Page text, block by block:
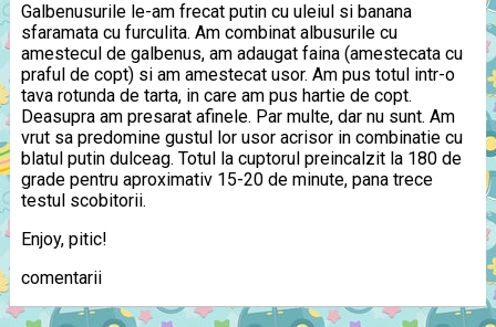
Galbenusurile le-am frecat putin cu uleiul si banana
sfaramata cu furculita. Am combinat albusurile cu
amestecul de galbenus, am adaugat faina (amestecata cu
praful de copt) si am amestecat usor. Am pus totul intr-o
tava rotunda de tarta, in care am pus hartie de copt.
Deasupra am presarat afinele. Par multe, dar nu sunt. Am
vrut sa predomine gustul lor usor acrisor in combinatie cu
blatul putin dulceag. Totul la cuptorul preincalzit la 180 de
grade pentru aproximativ 15-20 de minute, pana trece
testul scobitorii.
Enjoy, pitic!
comentarii